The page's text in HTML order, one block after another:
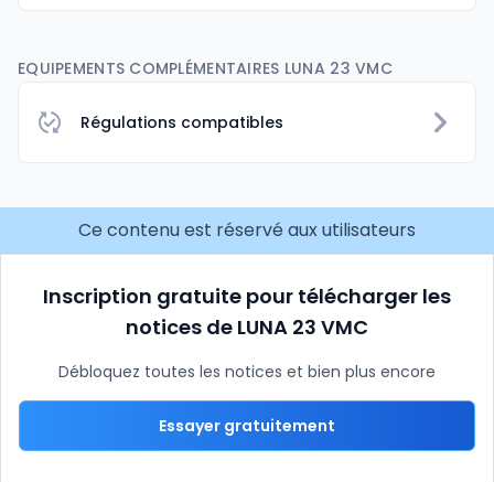
EQUIPEMENTS COMPLÉMENTAIRES LUNA 23 VMC
Régulations compatibles
Ce contenu est réservé aux utilisateurs
Inscription gratuite pour télécharger les
notices de LUNA 23 VMC
Débloquez toutes les notices et bien plus encore
Essayer gratuitement